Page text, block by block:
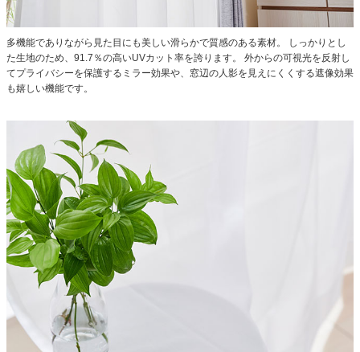
多機能でありながら見た目にも美しい滑らかで質感のある素材。
しっかりとし
た生地のため、91.7％の高いUVカット率を誇ります。
外からの可視光を反射し
てプライバシーを保護するミラー効果や、窓辺の人影を見えにくくする遮像効果
も嬉しい機能です。